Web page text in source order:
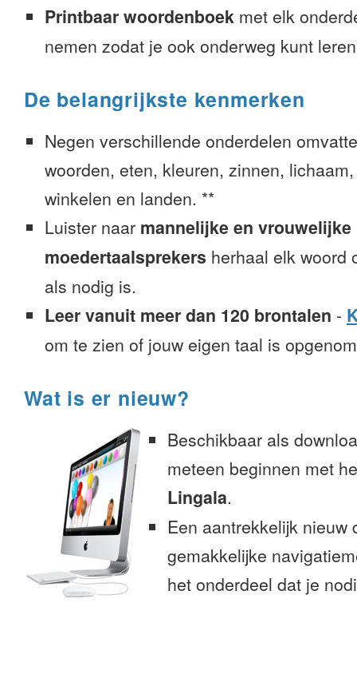
Printbaar woordenboek met elk
nemen zodat je ook onderweg kunt
De belangrijkste kenmerken
Negen verschillende onderdelen
woorden, eten, kleuren, zinnen,
winkelen en landen. **
Luister naar mannelijke en vrouwelijke
moedertaalsprekers herhaal elk woord
als nodig is.
Leer vanuit meer dan 120 brontalen -
om te zien of jouw eigen taal is
Wat is er nieuw?
Beschikbaar als
meteen beginnen met
Lingala.
Een aantrekkelijk nieuw
gemakkelijke
het onderdeel dat je